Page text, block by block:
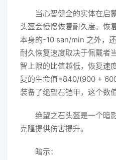
当心智健全的实体在启
头盔会慢慢恢复耐久度。恢
本身的-10 san/min 之外，
耐久恢复速度取决于佩戴者
智上限的比值越低，恢复速
复的生命值=840/(900 +
装备了绝望石铠甲，这个数
绝望之石头盔是一个暗
克隆提供伤害提升。
暗示：